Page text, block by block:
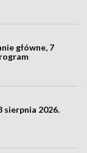
główne, 7
sierpnia 2026.